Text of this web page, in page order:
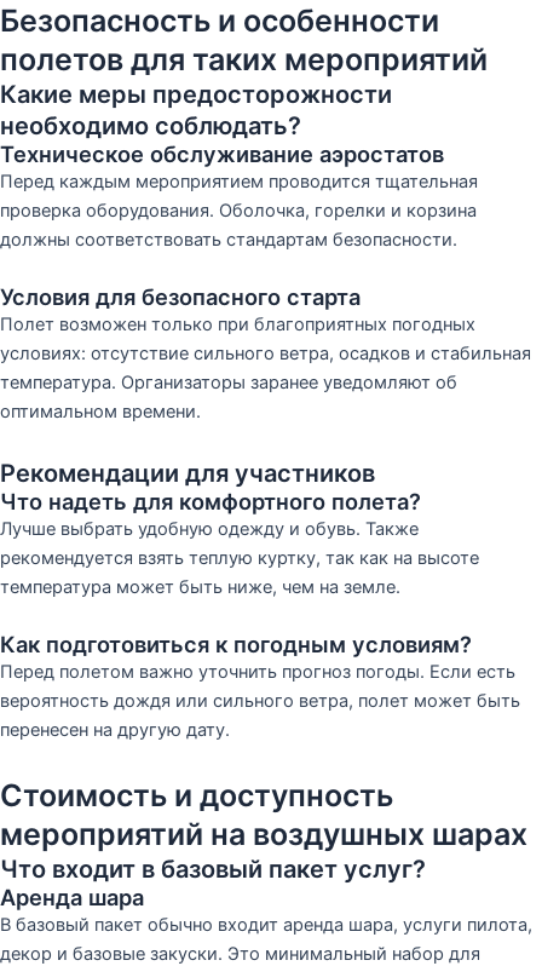
Безопасность и особенности
полетов для таких мероприятий
Какие меры предосторожности
необходимо соблюдать?
Техническое обслуживание аэростатов
Перед каждым мероприятием проводится тщательная
проверка оборудования. Оболочка, горелки и корзина
должны соответствовать стандартам безопасности.
Условия для безопасного старта
Полет возможен только при благоприятных погодных
условиях: отсутствие сильного ветра, осадков и стабильная
температура. Организаторы заранее уведомляют об
оптимальном времени.
Рекомендации для участников
Что надеть для комфортного полета?
Лучше выбрать удобную одежду и обувь. Также
рекомендуется взять теплую куртку, так как на высоте
температура может быть ниже, чем на земле.
Как подготовиться к погодным условиям?
Перед полетом важно уточнить прогноз погоды. Если есть
вероятность дождя или сильного ветра, полет может быть
перенесен на другую дату.
Стоимость и доступность
мероприятий на воздушных шарах
Что входит в базовый пакет услуг?
Аренда шара
В базовый пакет обычно входит аренда шара, услуги пилота,
декор и базовые закуски. Это минимальный набор для